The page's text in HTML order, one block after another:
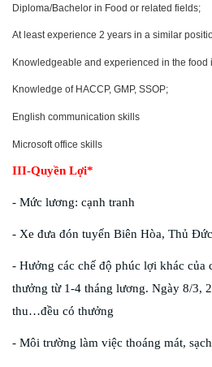
Diploma/Bachelor in Food or related fields;
At least experience 2 years in a similar
Knowledgeable and experienced in the food
Knowledge of HACCP, GMP, SSOP;
English communication skills
Microsoft office skills
III-Quyền Lợi*
- Mức lương: cạnh tranh
- Xe đưa đón tuyến Biên Hòa, Thủ
- Hưởng các chế độ phúc lợi khác của
thưởng từ 1-4 tháng lương. Ngày 8/3,
thu…đều có thưởng
- Môi trường làm việc thoáng mát, sạch